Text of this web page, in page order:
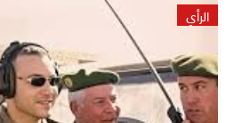
الرأي